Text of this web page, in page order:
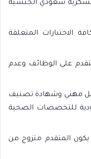
سعودي الجنسية
الاختبارات المتعلقة
علي الوظائف وعدم
مهني وشهادة تصنيف
للتخصصات الصحية
المتقدم متزوج من